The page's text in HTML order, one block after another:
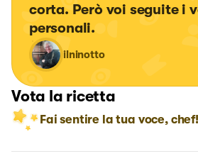
corta. Però voi seguite i
personali.
ilninotto
Vota la ricetta
Fai sentire la tua voce, chef!